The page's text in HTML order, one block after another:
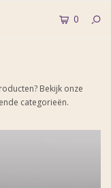
0
Bekijk onze
categorieën.